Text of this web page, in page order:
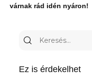
várnak rád idén nyáron!
Keresés
Ez is érdekelhet